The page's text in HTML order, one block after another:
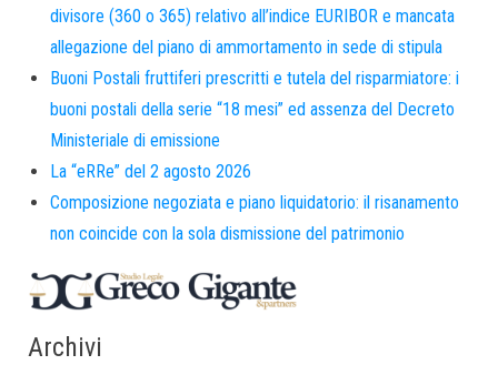
divisore (360 o 365) relativo all’indice EURIBOR e mancata
allegazione del piano di ammortamento in sede di stipula
Buoni Postali fruttiferi prescritti e tutela del risparmiatore: i
buoni postali della serie “18 mesi” ed assenza del Decreto
Ministeriale di emissione
La “eRRe” del 2 agosto 2026
Composizione negoziata e piano liquidatorio: il risanamento
non coincide con la sola dismissione del patrimonio
Archivi